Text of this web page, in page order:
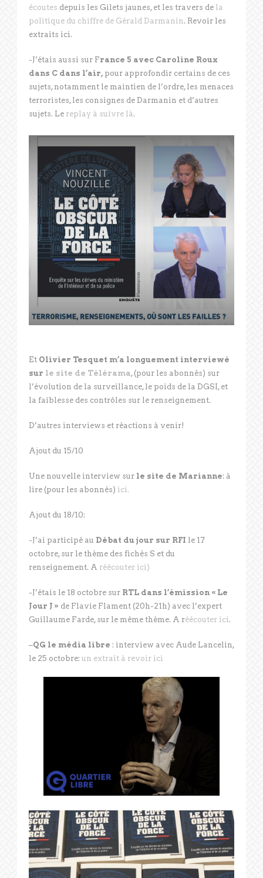
écoutes depuis les Gilets jaunes, et les travers de la
politique du chiffre de Gérald Darmanin . Revoir les
extraits ici.
-J’étais aussi sur France 5 avec Caroline Roux
dans C dans l’air, pour approfondir certains de ces
sujets, notamment le maintien de l’ordre, les menaces
terroristes, les consignes de Darmanin et d’autres
sujets. Le replay à suivre là .
Et Olivier Tesquet m’a longuement interviewé
sur le site de Télérama, (pour les abonnés) sur
l’évolution de la surveillance, le poids de la DGSI, et
la faiblesse des contrôles sur le renseignement.
D’autres interviews et réactions à venir!
Ajout du 15/10
Une nouvelle interview sur le site de Marianne: à
lire (pour les abonnés) ici.
Ajout du 18/10:
-J’ai participé au Débat du jour sur RFI le 17
octobre, sur le thème des fichés S et du
renseignement. A réécouter ici)
-J’étais le 18 octobre sur RTL dans l’émission « Le
Jour J » de Flavie Flament (20h-21h) avec l’expert
Guillaume Farde, sur le même thème. A réécouter ici .
–QG le média libre : interview avec Aude Lancelin,
le 25 octobre: un extrait à revoir ici